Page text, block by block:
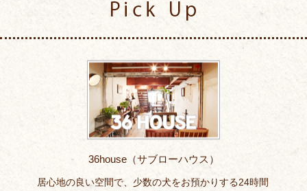
36house（サブローハウス）
居心地の良い空間で、少数の犬をお預かりする24時間